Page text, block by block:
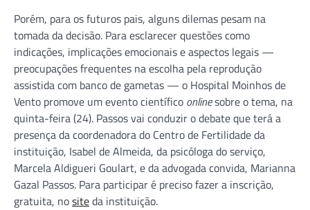
Porém, para os futuros pais, alguns dilemas pesam na
tomada da decisão. Para esclarecer questões como
indicações, implicações emocionais e aspectos legais —
preocupações frequentes na escolha pela reprodução
assistida com banco de gametas — o Hospital Moinhos de
Vento promove um evento científico onlinesobre o tema, na
quinta-feira (24). Passos vai conduzir o debate que terá a
presença da coordenadora do Centro de Fertilidade da
instituição, Isabel de Almeida, da psicóloga do serviço,
Marcela Aldigueri Goulart, e da advogada convida, Marianna
Gazal Passos. Para participar é preciso fazer a inscrição,
gratuita, nositeda instituição.